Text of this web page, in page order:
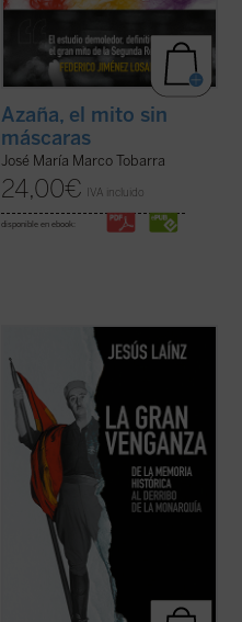
Azaña, el mito sin
máscaras
José María Marco Tobarra
24,00€ IVA incluido
disponible en ebook:
Frente al proyecto de blanqueamiento
histórico e ideológico de la izquierda y de
condenación eterna de la derecha, el
presente libro pone de manifiesto que la
República fue destruida principalmente por
los propios republicanos, como confesaron
(ver ficha)